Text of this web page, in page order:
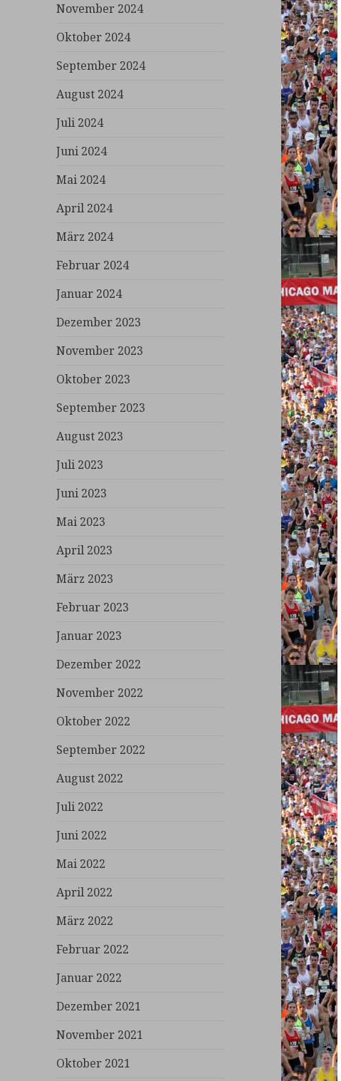
November 2024
Oktober 2024
September 2024
August 2024
Juli 2024
Juni 2024
Mai 2024
April 2024
März 2024
Februar 2024
Januar 2024
Dezember 2023
November 2023
Oktober 2023
September 2023
August 2023
Juli 2023
Juni 2023
Mai 2023
April 2023
März 2023
Februar 2023
Januar 2023
Dezember 2022
November 2022
Oktober 2022
September 2022
August 2022
Juli 2022
Juni 2022
Mai 2022
April 2022
März 2022
Februar 2022
Januar 2022
Dezember 2021
November 2021
Oktober 2021